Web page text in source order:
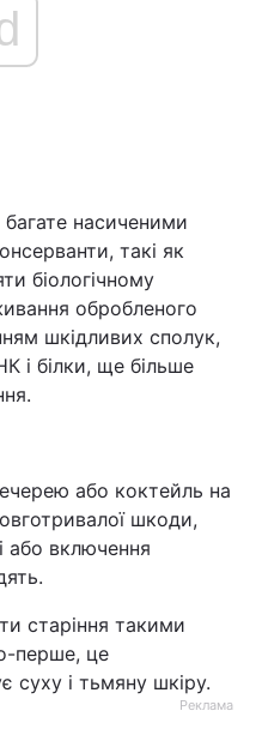
насиченими
такі як
біологічному
обробленого
шкідливих сполук,
і білки, ще більше
або коктейль на
шкоди,
або включення
старіння такими
перше, це
суху і тьмяну шкіру.
Реклама